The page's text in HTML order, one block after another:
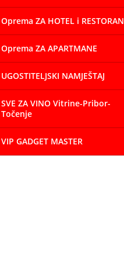
Oprema ZA HOTEL i RESTORAN
Oprema ZA APARTMANE
UGOSTITELJSKI NAMJEŠTAJ
SVE ZA VINO Vitrine-Pribor-
Točenje
VIP GADGET MASTER